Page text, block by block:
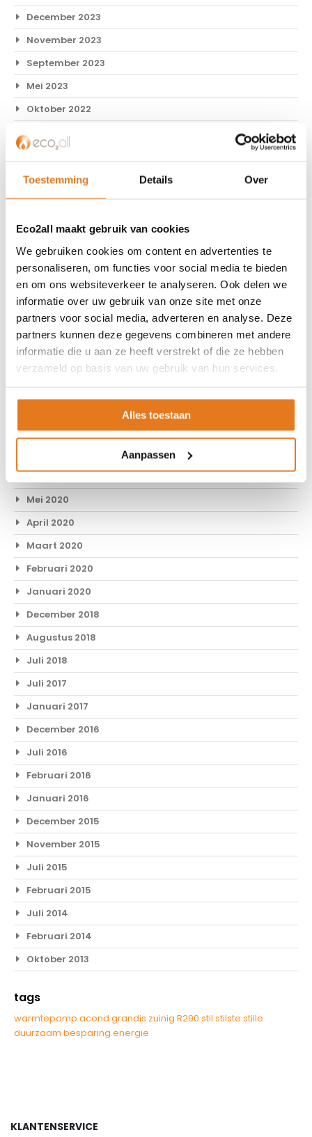
Toestemming Details Over
Eco2all maakt gebruik van cookies
We gebruiken cookies om content en advertenties te
personaliseren, om functies voor social media te bieden
en om ons websiteverkeer te analyseren. Ook delen we
informatie over uw gebruik van onze site met onze
partners voor social media, adverteren en analyse. Deze
partners kunnen deze gegevens combineren met andere
informatie die u aan ze heeft verstrekt of die ze hebben
verzameld op basis van uw gebruik van hun services.
Alles toestaan
Aanpassen
December 2023
November 2023
September 2023
Mei 2023
Oktober 2022
Februari 2022
Januari 2022
November 2021
Oktober 2021
September 2021
Juli 2021
Juni 2021
April 2021
Februari 2021
September 2020
Juni 2020
Mei 2020
April 2020
Maart 2020
Februari 2020
Januari 2020
December 2018
Augustus 2018
Juli 2018
Juli 2017
Januari 2017
December 2016
Juli 2016
Februari 2016
Januari 2016
December 2015
November 2015
Juli 2015
Februari 2015
Juli 2014
Februari 2014
Oktober 2013
tags
warmtepomp acond grandis zuinig R290 stil stilste stille
duurzaam besparing energie
KLANTENSERVICE